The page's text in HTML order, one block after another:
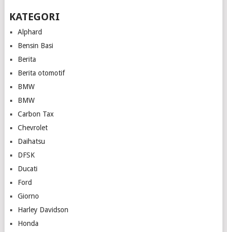
KATEGORI
Alphard
Bensin Basi
Berita
Berita otomotif
BMW
BMW
Carbon Tax
Chevrolet
Daihatsu
DFSK
Ducati
Ford
Giorno
Harley Davidson
Honda